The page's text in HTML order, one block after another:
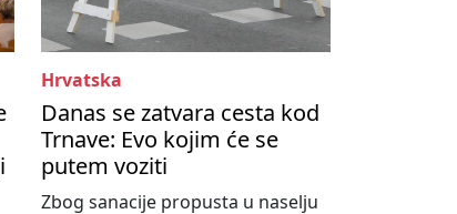
Hrvatska
Danas se zatvara cesta kod
Trnave: Evo kojim će se
putem voziti
Zbog sanacije propusta u naselju